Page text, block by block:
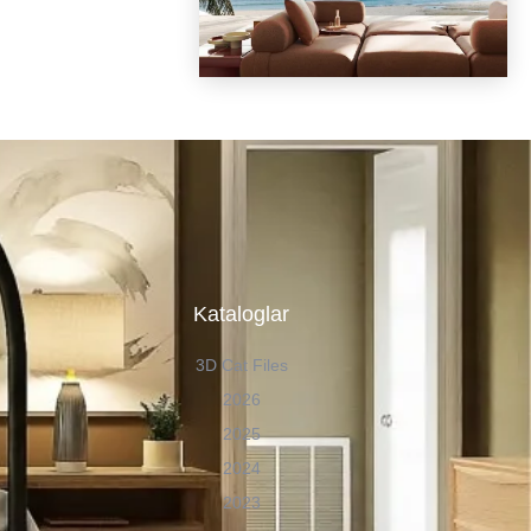
Kataloglar
3D Cat Files
2026
2025
2024
2023